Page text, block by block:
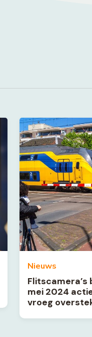
Nieuws
Flitscamera’s
mei 2024
vroeg